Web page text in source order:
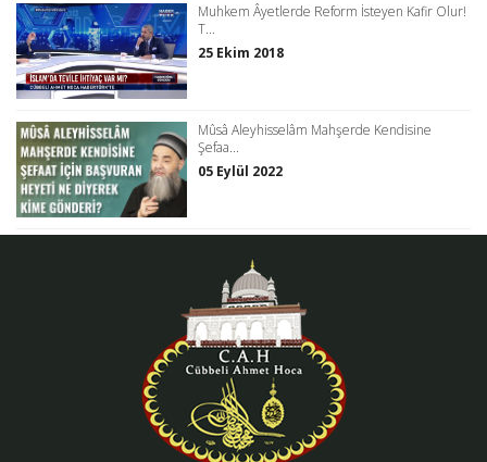
Muhkem Âyetlerde Reform İsteyen Kafir Olur!
T...
25 Ekim 2018
Mûsâ Aleyhisselâm Mahşerde Kendisine
Şefaa...
05 Eylül 2022